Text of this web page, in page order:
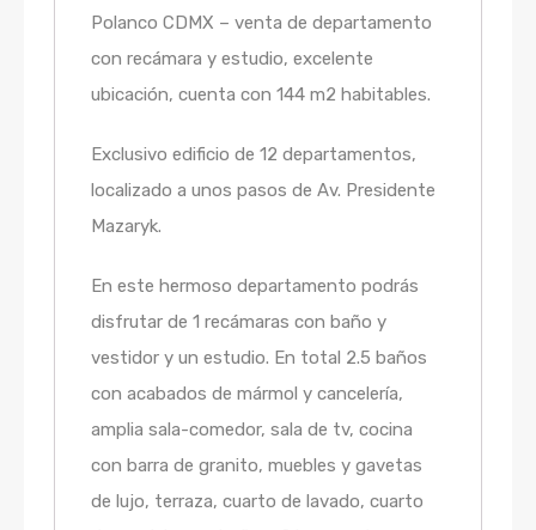
Polanco CDMX – venta de departamento
con recámara y estudio, excelente
ubicación, cuenta con 144 m2 habitables.
Exclusivo edificio de 12 departamentos,
localizado a unos pasos de Av. Presidente
Mazaryk.
En este hermoso departamento podrás
disfrutar de 1 recámaras con baño y
vestidor y un estudio. En total 2.5 baños
con acabados de mármol y cancelería,
amplia sala-comedor, sala de tv, cocina
con barra de granito, muebles y gavetas
de lujo, terraza, cuarto de lavado, cuarto